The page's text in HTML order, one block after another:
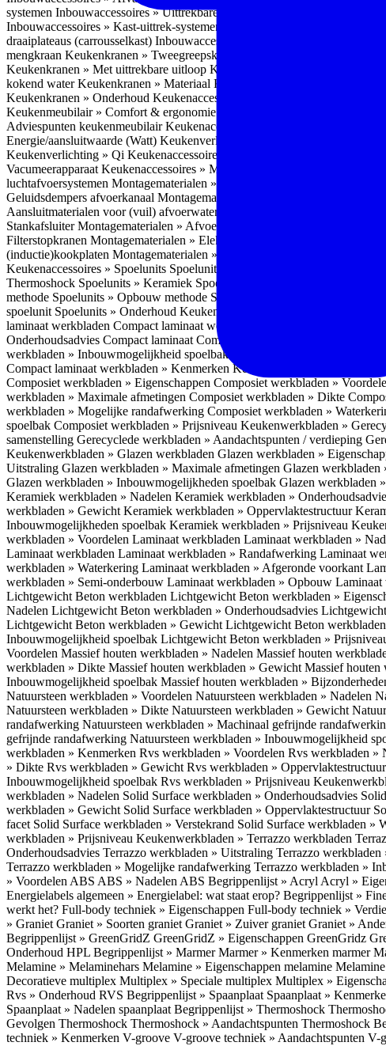
systemen Inbouwaccessoires » Uittrekbare ladesystemen
Inbouwaccessoires » Kast-uittrek-systemen
draaiplateaus (carrousselkast) Inbouwaccessoires » Onderhoud
mengkraan Keukenkranen » Tweegreepskraan
Keukenkranen » Met uittrekbare uitloop Keukenkranen » Gefilterd water
kokend waterKeukenkranen » Materiaal Keukenkranen » Pvd Techniek
Keukenkranen » Onderhoud Keukenaccessoires » Keukenmeubilair
Keukenmeubilair » Comfort & ergonomie
Adviespunten keukenmeubilairKeukenaccessoires » Keukenverlichting
Energie/aansluitwaarde (Watt) Keukenverlichting » Leddriver
Keukenverlichting » Qi Keukenaccessoires » Losse keukenapparaten
Vacumeerapparaat Keukenaccessoires » Montagematerialen
luchtafvoersystemen Montagematerialen » Flexibele (ronde) afvoerslangen
Geluidsdempers afvoerkanaal Montagematerialen » Aansluitmaterialen
Aansluitmaterialen voor (vuil) afvoerwater sifons
Montagematerialen »
StankafsluiterMontagematerialen » Afvoerpluggen t.b.v. spoelunits
Filterstopkranen Montagematerialen » Elektra aansluitmateriaal
(inductie)kookplaten Montagematerialen » Combiregelaar
Keukenaccessoires » Spoelunits Spoelunits » Types/soorten Spoelunits »
Thermoshock Spoelunits » Keramiek Spoelunits » Tegelbakken
methode Spoelunits » Opbouw methode Spoelunits » Onderbouw methode
spoelunit Spoelunits » Onderhoud Keukenwerkbladen Keukenwerkbladen
laminaat werkbladen Compact laminaat werkbladen » Nadelen Compact
Onderhoudsadvies Compact laminaat Compact laminaat werkbladen »
werkbladen » Inbouwmogelijkheid spoelbak Compact laminaat werkbladen
Compact laminaat werkbladen » Kenmerken Keukenwerkbladen »
Composiet werkbladen » Eigenschappen Composiet werkbladen »
werkbladen » Maximale afmetingen Composiet werkbladen » Dikte
werkbladen » Mogelijke randafwerking Composiet werkbladen »
spoelbak Composiet werkbladen » Prijsniveau Keukenwerkbladen »
samenstelling Gerecyclede werkbladen » Aandachtspunten / verdieping
Keukenwerkbladen » Glazen werkbladen Glazen werkbladen »
Uitstraling Glazen werkbladen » Maximale afmetingen Glazen werkbladen
Glazen werkbladen » Inbouwmogelijkheden spoelbak Glazen werkbladen
Keramiek werkbladen » Nadelen Keramiek werkbladen »
werkbladen » Gewicht Keramiek werkbladen » Oppervlaktestructuur
Inbouwmogelijkheden spoelbak Keramiek werkbladen » Prijsniveau
werkbladen » Voordelen Laminaat werkbladen Laminaat werkbladen »
Laminaat werkbladen Laminaat werkbladen » Randafwerking Laminaat
werkbladen » Waterkering Laminaat werkbladen » Afgeronde voorkant
werkbladen » Semi-onderbouw Laminaat werkbladen » Opbouw Laminaat
Lichtgewicht Beton werkbladen Lichtgewicht Beton werkbladen »
Nadelen Lichtgewicht Beton werkbladen » Onderhoudsadvies
Lichtgewicht Beton werkbladen » Gewicht Lichtgewicht Beton
Inbouwmogelijkheid spoelbak Lichtgewicht Beton werkbladen »
Voordelen Massief houten werkbladen » Nadelen Massief houten
werkbladen » Dikte Massief houten werkbladen » Gewicht Massief houten
Inbouwmogelijkheid spoelbak Massief houten werkbladen »
Natuursteen werkbladen » Voordelen Natuursteen werkbladen » Nadelen
Natuursteen werkbladen » Dikte Natuursteen werkbladen » Gewicht
randafwerking Natuursteen werkbladen » Machinaal gefrijnde
gefrijnde randafwerking Natuursteen werkbladen » Inbouwmogelijkheid
werkbladen » Kenmerken Rvs werkbladen » Voordelen Rvs werkbladen »
» Dikte Rvs werkbladen » Gewicht Rvs werkbladen » Oppervlaktestructuur
Inbouwmogelijkheid spoelbak Rvs werkbladen » Prijsniveau
werkbladen » Nadelen Solid Surface werkbladen » Onderhoudsadvies
werkbladen » Gewicht Solid Surface werkbladen » Oppervlaktestructuur
facet Solid Surface werkbladen » Verstekrand Solid Surface werkbladen »
werkbladen » Prijsniveau Keukenwerkbladen » Terrazzo werkbladen
Onderhoudsadvies Terrazzo werkbladen » Uitstraling Terrazzo werkbladen
Terrazzo werkbladen » Mogelijke randafwerking Terrazzo werkbladen »
» Voordelen ABS ABS » Nadelen ABS Begrippenlijst » Acryl Acryl »
Energielabels algemeen » Energielabel: wat staat erop? Begrippenlijst »
werkt het? Full-body techniek » Eigenschappen Full-body techniek »
» Graniet Graniet » Soorten graniet Graniet » Zuiver graniet Graniet »
Begrippenlijst » GreenGridZ GreenGridZ » Eigenschappen GreenGridz
Onderhoud HPL Begrippenlijst » MarmerMarmer » Kenmerken marmer
Melamine » Melaminehars Melamine » Eigenschappen melamine
Decoratieve multiplex Multiplex » Speciale multiplex Multiplex »
Rvs » Onderhoud RVS Begrippenlijst » Spaanplaat Spaanplaat »
Spaanplaat » Nadelen spaanplaat Begrippenlijst » Thermoshock
Gevolgen Thermoshock Thermoshock » Aandachtspunten Thermoshock
techniek » Kenmerken V-groove V-groove techniek » Aandachtspunten V-